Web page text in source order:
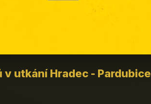
v utkání Hradec - Pardubice